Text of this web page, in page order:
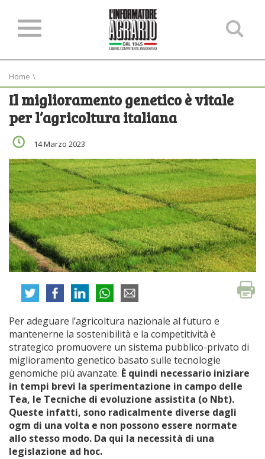
Home \
Il miglioramento genetico è vitale
per l’agricoltura italiana
14 Marzo 2023
Per adeguare l’agricoltura nazionale al futuro e
mantenerne la sostenibilità e la competitività è
strategico promuovere un sistema pubblico-privato di
miglioramento genetico basato sulle tecnologie
genomiche più avanzate. È quindi necessario iniziare
in tempi brevi la sperimentazione in campo delle
Tea, le Tecniche di evoluzione assistita (o Nbt).
Queste infatti, sono radicalmente diverse dagli
ogm di una volta e non possono essere normate
allo stesso modo. Da qui la necessità di una
legislazione ad hoc.